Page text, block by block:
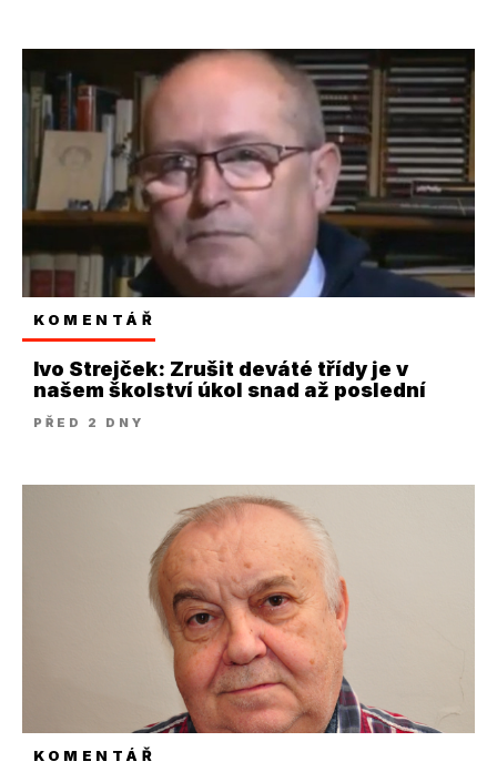
KOMENTÁŘ
Ivo Strejček: Zrušit deváté třídy je v
našem školství úkol snad až poslední
PŘED 2 DNY
KOMENTÁŘ